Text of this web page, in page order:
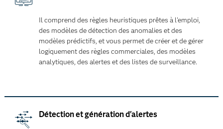
Il comprend des règles heuristiques prêtes à l'emploi,
des modèles de détection des anomalies et des
modèles prédictifs, et vous permet de créer et de gérer
logiquement des règles commerciales, des modèles
analytiques, des alertes et des listes de surveillance.
Détection et génération d'alertes